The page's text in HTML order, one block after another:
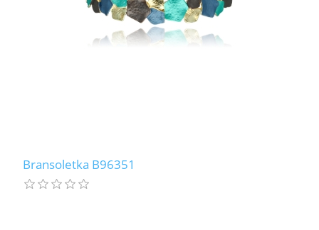
Bransoletka B96351